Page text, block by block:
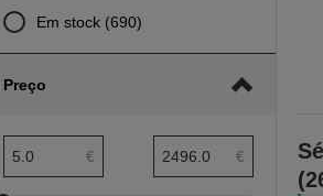
Em stock (690)
Preço
€ €